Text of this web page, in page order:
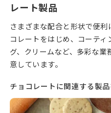
レート製品
さまざまな配合と形状で便
コレートをはじめ、コーテ
グ、クリームなど、多彩な
意しています。
チョコレートに関連する製